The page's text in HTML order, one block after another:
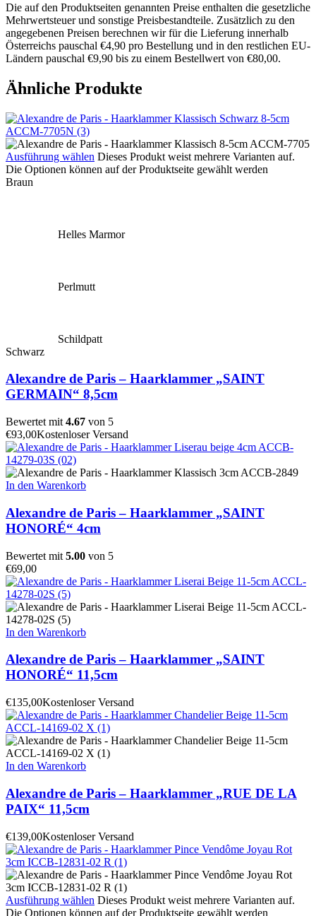
Die auf den Produktseiten genannten Preise enthalten die gesetzliche
Mehrwertsteuer und sonstige Preisbestandteile. Zusätzlich zu den
angegebenen Preisen berechnen wir für die Lieferung innerhalb
Österreichs pauschal €4,90 pro Bestellung und in den restlichen EU-
Ländern pauschal €9,90 bis zu einem Bestellwert von €80,00.
Ähnliche Produkte
Ausführung wählen Dieses Produkt weist mehrere Varianten auf.
Die Optionen können auf der Produktseite gewählt werden
Braun
Helles Marmor
Perlmutt
Schildpatt
Schwarz
Alexandre de Paris – Haarklammer „SAINT
GERMAIN“ 8,5cm
Bewertet mit 4.67 von 5
€93,00Kostenloser Versand
In den Warenkorb
Alexandre de Paris – Haarklammer „SAINT
HONORÉ“ 4cm
Bewertet mit 5.00 von 5
€69,00
In den Warenkorb
Alexandre de Paris – Haarklammer „SAINT
HONORÉ“ 11,5cm
€135,00Kostenloser Versand
In den Warenkorb
Alexandre de Paris – Haarklammer „RUE DE LA
PAIX“ 11,5cm
€139,00Kostenloser Versand
Ausführung wählen Dieses Produkt weist mehrere Varianten auf.
Die Optionen können auf der Produktseite gewählt werden